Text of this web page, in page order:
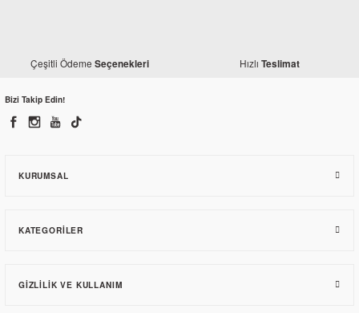
Honda
Honda PCX 150 Orjinal Ön Amortisör Borusu
Çeşitli Ödeme Seçenekleri Hızlı Teslimat
Bizi Takip Edin!
KURUMSAL
KATEGORILER
GIZLILIK VE KULLANIM